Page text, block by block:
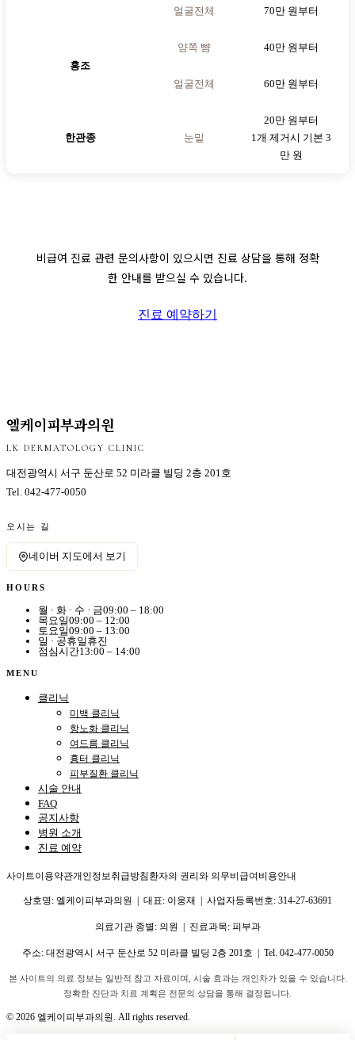
얼굴전체 70만 원부터
홍조
양쪽 뺨 40만 원부터
얼굴전체 60만 원부터
한관종 눈밑
20만 원부터
1개 제거시 기본 3
만 원
비급여 진료 관련 문의사항이 있으시면 진료 상담을 통해 정확
한 안내를 받으실 수 있습니다.
진료 예약하기
엘케이피부과의원
LK DERMATOLOGY CLINIC
대전광역시 서구 둔산로 52 미라클 빌딩 2층 201호
Tel. 042-477-0050
오시는 길
네이버 지도에서 보기
HOURS
월 · 화 · 수 · 금09:00 – 18:00
목요일09:00 – 12:00
토요일09:00 – 13:00
일 · 공휴일 휴진
점심시간13:00 – 14:00
MENU
클리닉
미백 클리닉
항노화 클리닉
여드름 클리닉
흉터 클리닉
피부질환 클리닉
시술 안내
FAQ
공지사항
병원 소개
진료 예약
사이트이용약관개인정보취급방침환자의 권리와 의무비급여비용안내
상호명: 엘케이피부과의원 | 대표: 이웅재 | 사업자등록번호: 314-27-63691
의료기관 종별: 의원 | 진료과목: 피부과
주소: 대전광역시 서구 둔산로 52 미라클 빌딩 2층 201호 | Tel. 042-477-0050
본 사이트의 의료 정보는 일반적 참고 자료이며, 시술 효과는 개인차가 있을 수 있습니다.
정확한 진단과 치료 계획은 전문의 상담을 통해 결정됩니다.
© 2026 엘케이피부과의원. All rights reserved.